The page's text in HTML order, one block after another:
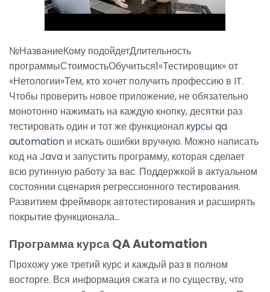
№НазваниеКому подойдетДлительность
программыСтоимостьОбучиться1«Тестировщик» от
«Нетологии»Тем, кто хочет получить профессию в IT.
Чтобы проверить новое приложение, не обязательно
монотонно нажимать на каждую кнопку, десятки раз
тестировать один и тот же функционал курсы qa
automation и искать ошибки вручную. Можно написать
код на Java и запустить программу, которая сделает
всю рутинную работу за вас. Поддержкой в актуальном
состоянии сценария регрессионного тестирования.
Развитием фреймворк автотестирования и расширять
покрытие функционала…
Программа курса QA Automation
Прохожу уже третий курс и каждый раз в полном
восторге. Вся информация сжата и по существу, что